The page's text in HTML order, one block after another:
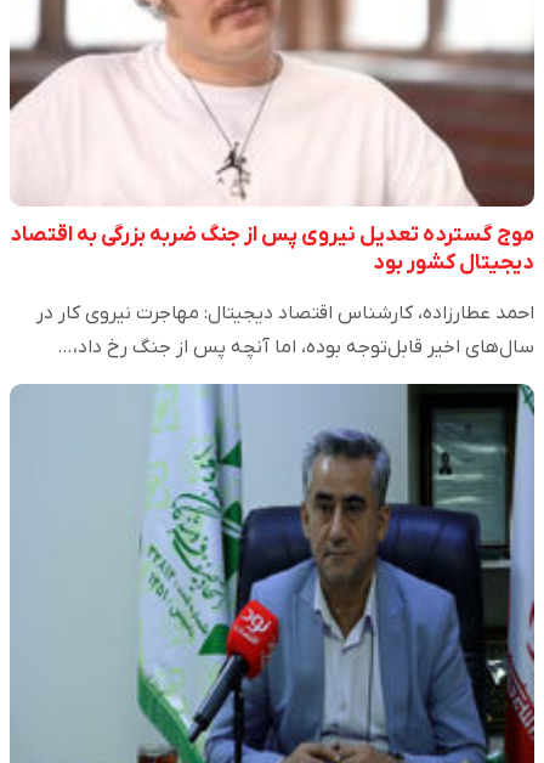
موج گسترده تعدیل نیروی پس از جنگ ضربه بزرگی به اقتصاد
دیجیتال کشور بود
احمد عطارزاده، کارشناس اقتصاد دیجیتال: مهاجرت نیروی کار در
سال‌های اخیر قابل‌توجه بوده، اما آنچه پس از جنگ رخ داد،…